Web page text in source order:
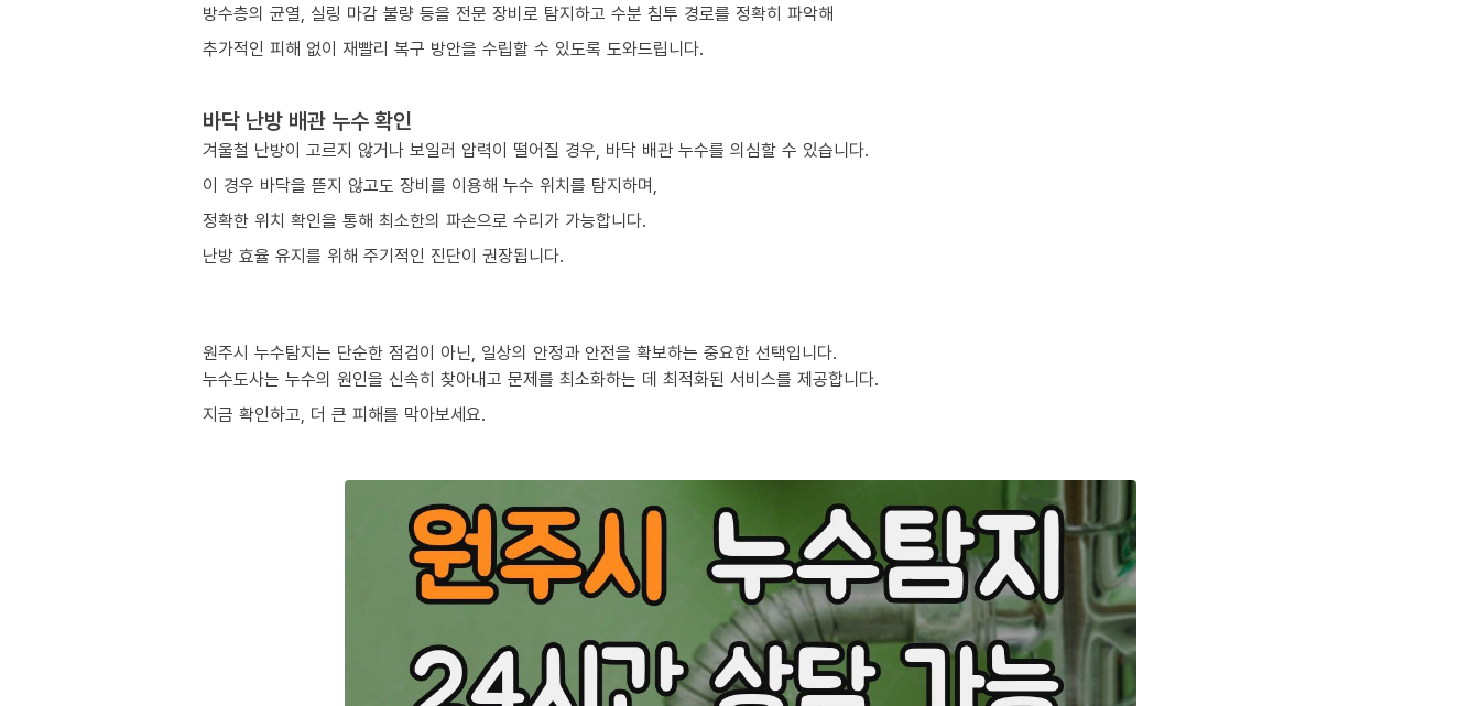
방수층의 균열, 실링 마감 불량 등을 전문 장비로 탐지하고 수분 침투 경로를 정확히 파악해
추가적인 피해 없이 재빨리 복구 방안을 수립할 수 있도록 도와드립니다.
바닥 난방 배관 누수 확인
겨울철 난방이 고르지 않거나 보일러 압력이 떨어질 경우, 바닥 배관 누수를 의심할 수 있습니다.
이 경우 바닥을 뜯지 않고도 장비를 이용해 누수 위치를 탐지하며,
정확한 위치 확인을 통해 최소한의 파손으로 수리가 가능합니다.
난방 효율 유지를 위해 주기적인 진단이 권장됩니다.
원주시 누수탐지는 단순한 점검이 아닌, 일상의 안정과 안전을 확보하는 중요한 선택입니다.
누수도사는 누수의 원인을 신속히 찾아내고 문제를 최소화하는 데 최적화된 서비스를 제공합니다.
지금 확인하고, 더 큰 피해를 막아보세요.